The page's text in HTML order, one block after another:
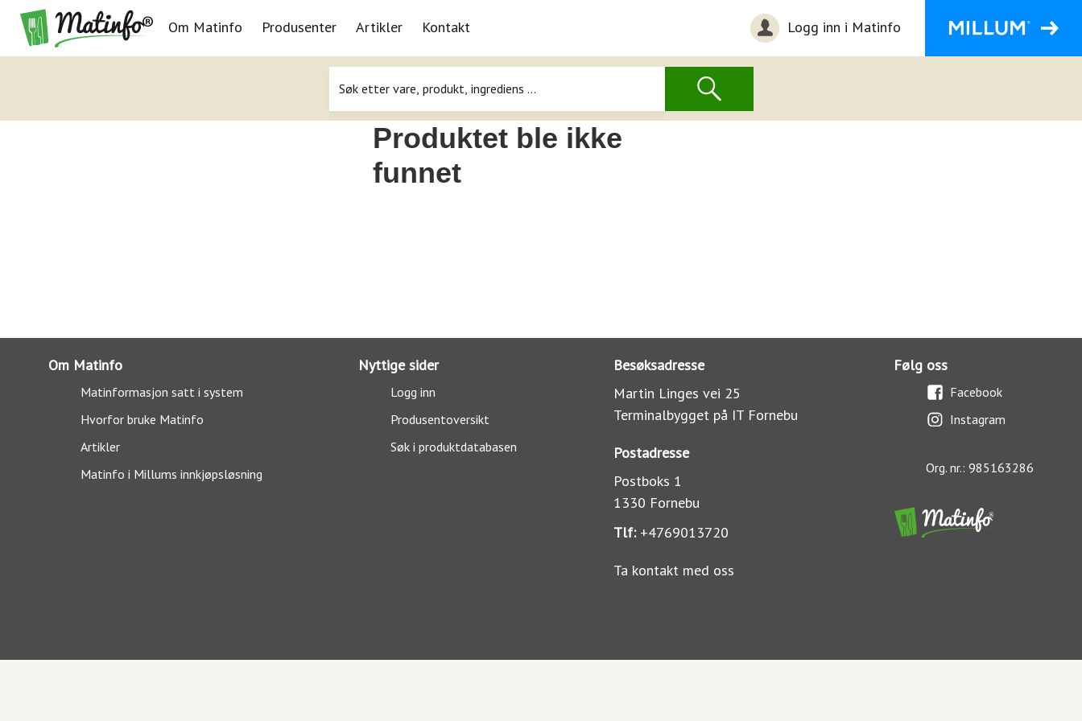
Navigasjon
Om Matinfo Produsenter Artikler Kontakt Logg inn i Matinfo
Produktet ble ikke
funnet
Om Matinfo
Matinformasjon satt i system
Hvorfor bruke Matinfo
Artikler
Matinfo i Millums innkjøpsløsning
Nyttige sider
Logg inn
Produsentoversikt
Søk i produktdatabasen
Besøksadresse
Martin Linges vei 25
Terminalbygget på IT Fornebu
Postadresse
Postboks 1
1330 Fornebu
Tlf: +4769013720
Ta kontakt med oss
Følg oss
Facebook
Instagram
Org. nr.: 985163286